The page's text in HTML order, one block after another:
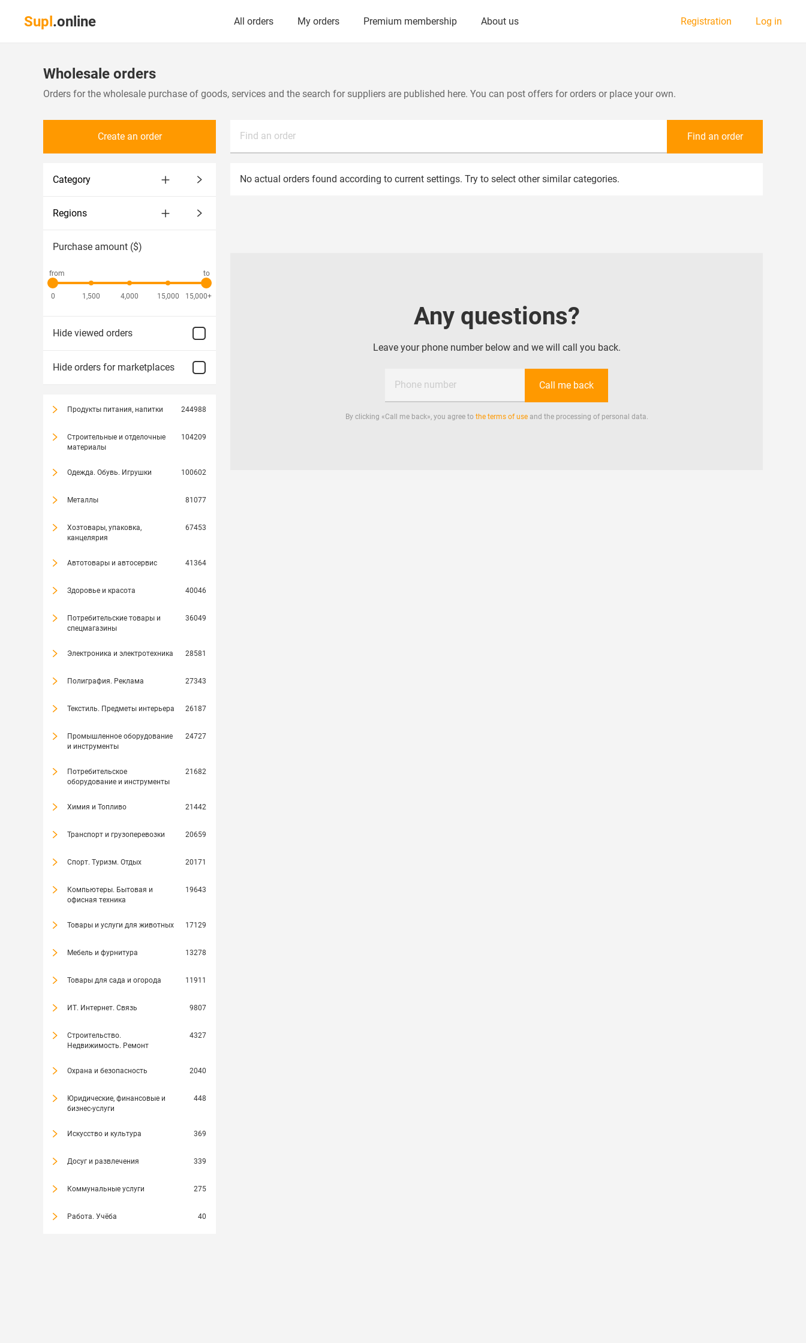
Supl.online All orders My orders Premium membership About us Registration Log in
Wholesale orders
Orders for the wholesale purchase of goods, services and the search for suppliers are published here. You can post offers for orders or place your own.
Find an order Find an order
Create an order
Category
Regions
Purchase amount ($)
from to
0 1,500 4,000 15,000 15,000+
Hide viewed orders
Hide orders for marketplaces
Продукты питания, напитки 244988
Строительные и отделочные
материалы
104209
Одежда. Обувь. Игрушки 100602
Металлы 81077
Хозтовары, упаковка,
канцелярия
67453
Автотовары и автосервис 41364
Здоровье и красота 40046
Потребительские товары и
спецмагазины
36049
Электроника и электротехника 28581
Полиграфия. Реклама 27343
Текстиль. Предметы интерьера 26187
Промышленное оборудование
и инструменты
24727
Потребительское
оборудование и инструменты
21682
Химия и Топливо 21442
Транспорт и грузоперевозки 20659
Спорт. Туризм. Отдых 20171
Компьютеры. Бытовая и
офисная техника
19643
Товары и услуги для животных 17129
Мебель и фурнитура 13278
Товары для сада и огорода 11911
ИТ. Интернет. Связь 9807
Строительство.
Недвижимость. Ремонт
4327
Охрана и безопасность 2040
Юридические, финансовые и
бизнес-услуги
448
Искусство и культура 369
Досуг и развлечения 339
Коммунальные услуги 275
Работа. Учёба 40
No actual orders found according to current settings. Try to select other similar categories.
Any questions?
Leave your phone number below and we will call you back.
Phone number Call me back
By clicking «Call me back», you agree to the terms of useand the processing of personal data.